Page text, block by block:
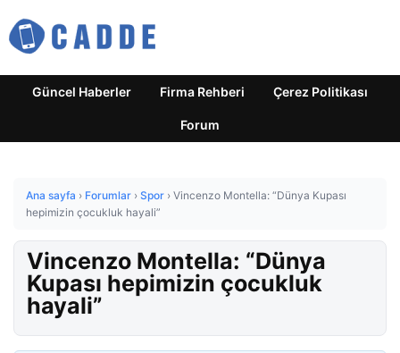
Güncel Haberler Firma Rehberi Çerez Politikası
Forum
Ana sayfa › Forumlar › Spor › Vincenzo Montella: “Dünya Kupası
hepimizin çocukluk hayali”
Vincenzo Montella: “Dünya
Kupası hepimizin çocukluk
hayali”